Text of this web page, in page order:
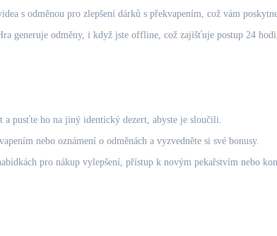
s odměnou pro zlepšení dárků s překvapením, což vám
generuje odměny, i když jste offline, což zajišťuje postup 24
a pusťte ho na jiný identický dezert, abyste je sloučili.
nebo oznámení o odměnách a vyzvedněte si své bonusy.
pro nákup vylepšení, přístup k novým pekařstvím nebo